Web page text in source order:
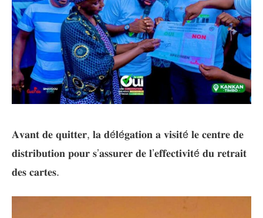
𝐀𝐯𝐚𝐧𝐭 𝐝𝐞 𝐪𝐮𝐢𝐭𝐭𝐞𝐫, 𝐥𝐚 𝐝é𝐥é𝐠𝐚𝐭𝐢𝐨𝐧 𝐚 𝐯𝐢𝐬𝐢𝐭é 𝐥𝐞 𝐜𝐞𝐧𝐭𝐫𝐞 𝐝𝐞
𝐝𝐢𝐬𝐭𝐫𝐢𝐛𝐮𝐭𝐢𝐨𝐧 𝐩𝐨𝐮𝐫 𝐬’𝐚𝐬𝐬𝐮𝐫𝐞𝐫 𝐝𝐞 𝐥’𝐞𝐟𝐟𝐞𝐜𝐭𝐢𝐯𝐢𝐭é 𝐝𝐮 𝐫𝐞𝐭𝐫𝐚𝐢𝐭
𝐝𝐞𝐬 𝐜𝐚𝐫𝐭𝐞𝐬.